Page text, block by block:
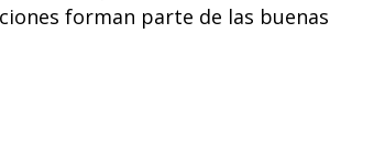
forman parte de las buenas